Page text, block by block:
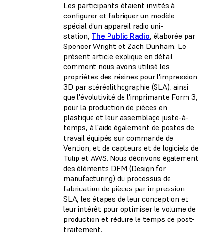
Les participants étaient invités à
configurer et fabriquer un modèle
spécial d'un appareil radio uni-
station, The Public Radio, élaborée par
Spencer Wright et Zach Dunham. Le
présent article explique en détail
comment nous avons utilisé les
propriétés des résines pour l'impression
3D par stéréolithographie (SLA), ainsi
que l'évolutivité de l'imprimante Form 3,
pour la production de pièces en
plastique et leur assemblage juste-à-
temps, à l'aide également de postes de
travail équipés sur commande de
Vention, et de capteurs et de logiciels de
Tulip et AWS. Nous décrivons également
des éléments DFM (Design for
manufacturing) du processus de
fabrication de pièces par impression
SLA, les étapes de leur conception et
leur intérêt pour optimiser le volume de
production et réduire le temps de post-
traitement.